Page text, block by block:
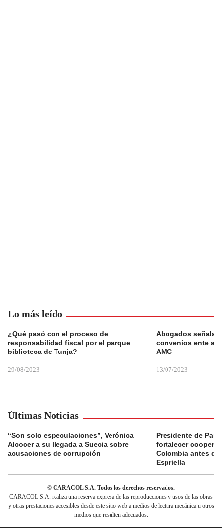
Lo más leído
¿Qué pasó con el proceso de
responsabilidad fiscal por el parque
biblioteca de Tunja?
29/08/2023
Abogados
convenios ente
AMC
13/07/2023
Últimas Noticias
“Son solo especulaciones”, Verónica
Alcocer a su llegada a Suecia sobre
acusaciones de corrupción
Presidente de
fortalecer
Colombia antes de
Espriella
© CARACOL S.A. Todos los derechos reservados.
CARACOL S.A. realiza una reserva expresa de las reproducciones y usos de las obras
y otras prestaciones accesibles desde este sitio web a medios de lectura mecánica u otros
medios que resulten adecuados.